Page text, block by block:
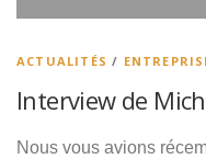
ACTUALITÉS /
Interview de
Nous vous avions